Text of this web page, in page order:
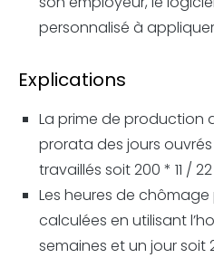
personnalisé à
Explications
La prime de production
prorata des jours
travaillés soit 200 * 11 /
Les heures de
calculées en utilisant
semaines et un jour soit